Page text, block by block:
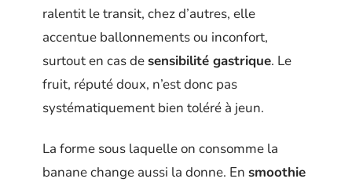
ralentit le transit, chez d’autres, elle
accentue ballonnements ou inconfort,
surtout en cas desensibilité gastrique. Le
fruit, réputé doux, n’est donc pas
systématiquement bien toléré à jeun.
La forme sous laquelle on consomme la
banane change aussi la donne. En smoothie